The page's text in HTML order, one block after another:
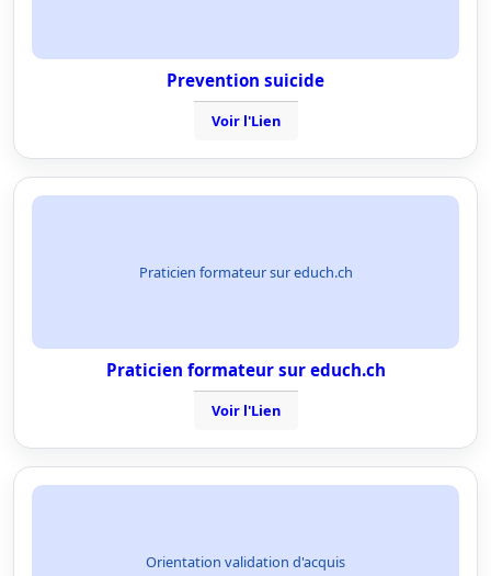
Prevention suicide
Voir l'Lien
Praticien formateur sur educh.ch
Praticien formateur sur educh.ch
Voir l'Lien
Orientation validation d'acquis